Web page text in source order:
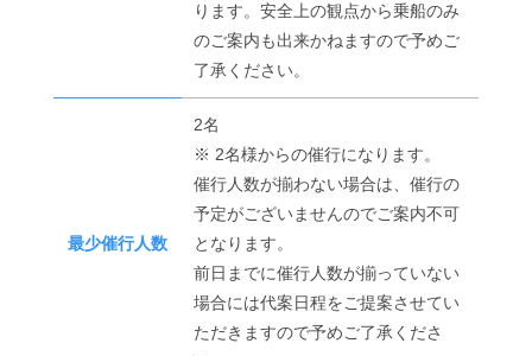
ります。安全上の観点から乗船のみ
のご案内も出来かねますので予めご
了承ください。
最少催行人数
2名
※ 2名様からの催行になります。
催行人数が揃わない場合は、催行の
予定がございませんのでご案内不可
となります。
前日までに催行人数が揃っていない
場合には代案日程をご提案させてい
ただきますので予めご了承くださ